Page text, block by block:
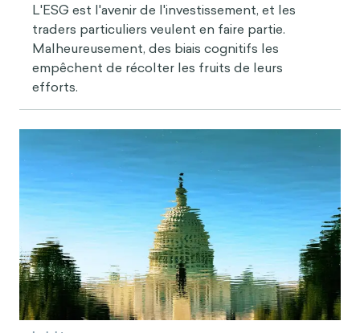
L'ESG est l'avenir de l'investissement, et les
traders particuliers veulent en faire partie.
Malheureusement, des biais cognitifs les
empêchent de récolter les fruits de leurs
efforts.